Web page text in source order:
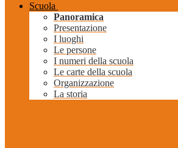
Scuola
Panoramica
Presentazione
I luoghi
Le persone
I numeri della scuola
Le carte della scuola
Organizzazione
La storia